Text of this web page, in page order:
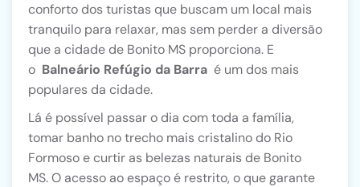
conforto dos turistas que buscam um local mais
tranquilo para relaxar, mas sem perder a diversão
que a cidade de Bonito MS proporciona. E
o Balneário Refúgio da Barra é um dos mais
populares da cidade.
Lá é possível passar o dia com toda a família,
tomar banho no trecho mais cristalino do Rio
Formoso e curtir as belezas naturais de Bonito
MS. O acesso ao espaço é restrito, o que garante